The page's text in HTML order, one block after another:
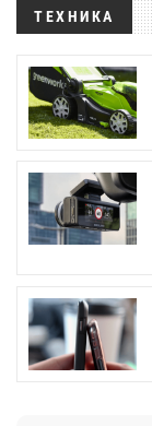
ТЕХНИКА